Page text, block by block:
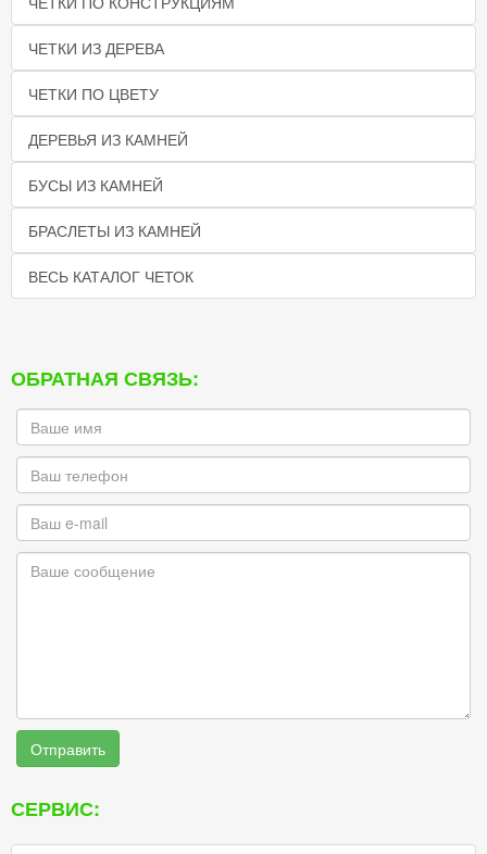
ЧЕТКИ ИЗ ДЕРЕВА
ЧЕТКИ ПО ЦВЕТУ
ДЕРЕВЬЯ ИЗ КАМНЕЙ
БУСЫ ИЗ КАМНЕЙ
БРАСЛЕТЫ ИЗ КАМНЕЙ
ВЕСЬ КАТАЛОГ ЧЕТОК
ОБРАТНАЯ СВЯЗЬ:
Отправить
СЕРВИС: